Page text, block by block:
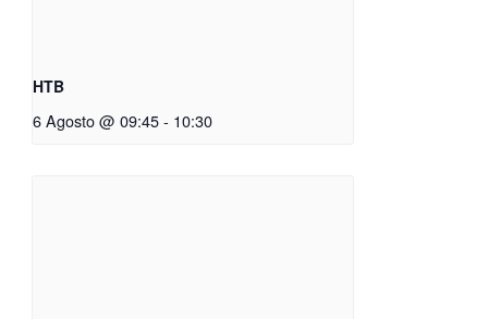
HTB
6 Agosto @ 09:45 - 10:30